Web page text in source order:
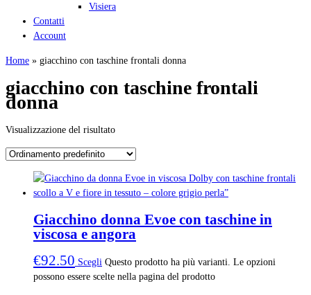
Visiera
Contatti
Account
Home » giacchino con taschine frontali donna
giacchino con taschine frontali
donna
Visualizzazione del risultato
Giacchino donna Evoe con taschine in
viscosa e angora
€92.50 Scegli Questo prodotto ha più varianti. Le opzioni
possono essere scelte nella pagina del prodotto